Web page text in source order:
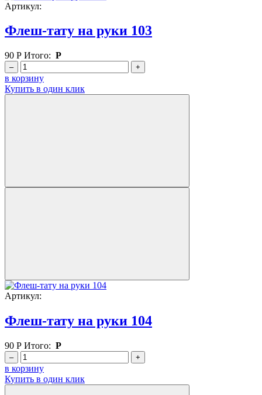
Артикул:
Флеш-тату на руки 103
90 Р Итого: Р
– +
в корзину
Купить в один клик
Артикул:
Флеш-тату на руки 104
90 Р Итого: Р
– +
в корзину
Купить в один клик